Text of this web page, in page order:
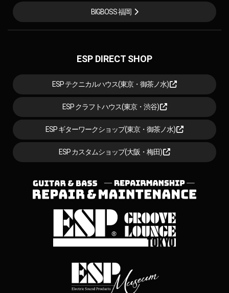
BIGBOSS 福岡
ESP DIRECT SHOP
ESP テクニカルハウス(東京・御茶ノ水)
ESP クラフトハウス(東京・渋谷)
ESP ギターワークショップ(東京・御茶ノ水)
ESP カスタムショップ(大阪・梅田)